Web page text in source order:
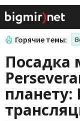
Горячие темы:
Посадка